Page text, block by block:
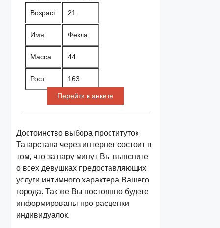
Возраст 21
Имя Фекла
Масса 44
Рост 163
Перейти к анкете
Достоинство выбора проституток
Татарстана через интернет состоит в
том, что за пару минут Вы выясните
о всех девушках предоставляющих
услуги интимного характера Вашего
города. Так же Вы постоянно будете
информированы про расценки
индивидуалок.